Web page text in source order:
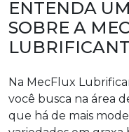
ENTENDA
SOBRE A
Na MecFlux
você busca na área
que há de mais